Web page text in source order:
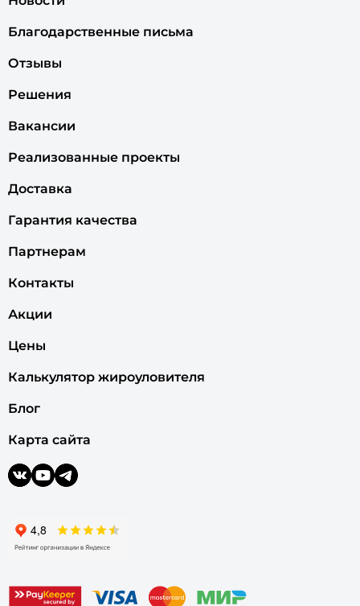
Благодарственные письма
Отзывы
Решения
Вакансии
Реализованные проекты
Доставка
Гарантия качества
Партнерам
Контакты
Акции
Цены
Калькулятор жироуловителя
Блог
Карта сайта